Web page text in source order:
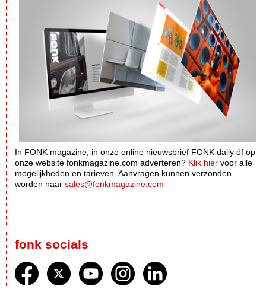
In FONK magazine, in onze online nieuwsbrief FONK daily óf op
onze website fonkmagazine.com adverteren? Klik hier voor alle
mogelijkheden en tarieven. Aanvragen kunnen verzonden
worden naar sales@fonkmagazine.com
fonk socials